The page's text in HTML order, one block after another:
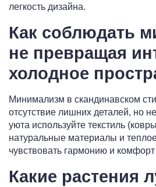
легкость дизайна.
Как соблюдать
не превращая
холодное
Минимализм в скандинавском
отсутствие лишних деталей, но
уюта используйте текстиль
натуральные материалы и
чувствовать гармонию и
Какие растения